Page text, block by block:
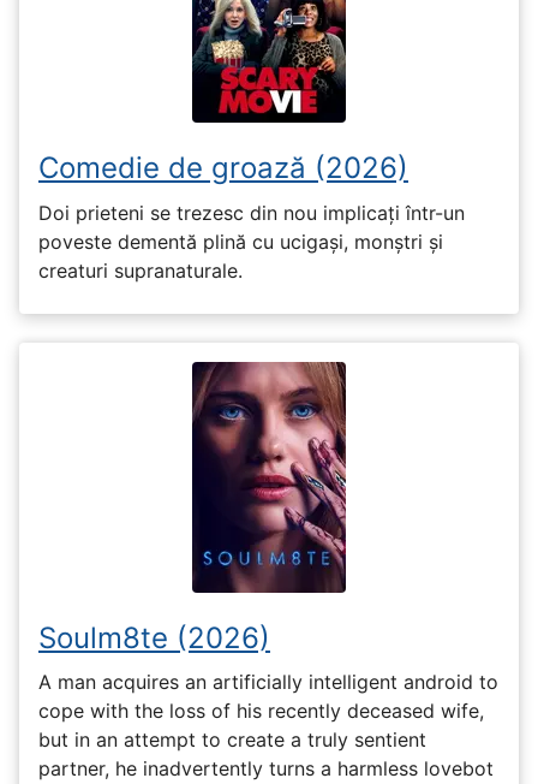
Comedie de groază (2026)
Doi prieteni se trezesc din nou implicați într-un
poveste dementă plină cu ucigași, monștri și
creaturi supranaturale.
Soulm8te (2026)
A man acquires an artificially intelligent android to
cope with the loss of his recently deceased wife,
but in an attempt to create a truly sentient
partner, he inadvertently turns a harmless lovebot